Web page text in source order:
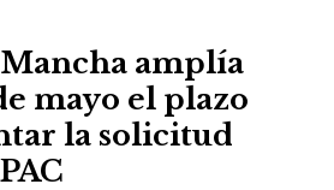
amplía
mayo el plazo
la solicitud